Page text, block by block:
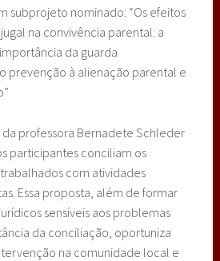
subprojeto nominado: “Os efeitos
na convivência parental: a
da guarda
prevenção à alienação parental e
professora Bernadete Schleder
participantes conciliam os
com atividades
Essa proposta, além de formar
sensíveis aos problemas
da conciliação, oportuniza
na comunidade local e